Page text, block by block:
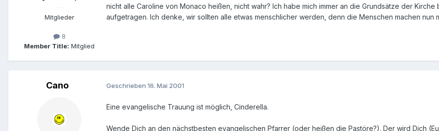
Mitglieder
8
Member Title: Mitglied
nicht alle Caroline von Monaco heißen, nicht wahr? Ich habe mich immer an die Grundsätze der
aufgetragen. Ich denke, wir sollten alle etwas menschlicher werden, denn die Menschen machen nun
Cano Geschrieben 16. Mai 2001
Eine evangelische Trauung ist möglich, Cinderella.
Wende Dich an den nächstbesten evangelischen Pfarrer (oder heißen die Pastöre?). Der wird Dich